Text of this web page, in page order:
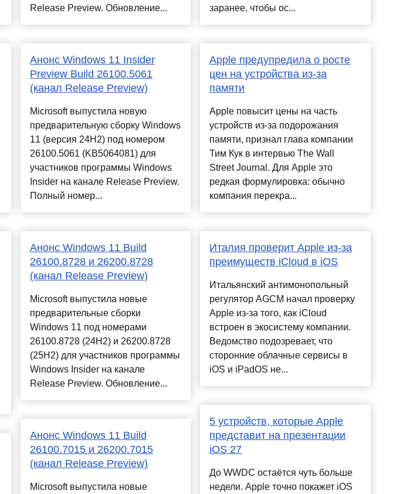
Release Preview. Обновление...
Анонс Windows 11 Insider
Preview Build 26100.5061
(канал Release Preview)
Microsoft выпустила новую
предварительную сборку Windows
11 (версия 24H2) под номером
26100.5061 (KB5064081) для
участников программы Windows
Insider на канале Release Preview.
Полный номер...
Анонс Windows 11 Build
26100.8728 и 26200.8728
(канал Release Preview)
Microsoft выпустила новые
предварительные сборки
Windows 11 под номерами
26100.8728 (24H2) и 26200.8728
(25H2) для участников программы
Windows Insider на канале
Release Preview. Обновление...
Анонс Windows 11 Build
26100.7015 и 26200.7015
(канал Release Preview)
Microsoft выпустила новые
заранее, чтобы ос...
Apple предупредила о росте
цен на устройства из-за
памяти
Apple повысит цены на часть
устройств из-за подорожания
памяти, признал глава компании
Тим Кук в интервью The Wall
Street Journal. Для Apple это
редкая формулировка: обычно
компания перекра...
Италия проверит Apple из-за
преимуществ iCloud в iOS
Итальянский антимонопольный
регулятор AGCM начал проверку
Apple из-за того, как iCloud
встроен в экосистему компании.
Ведомство подозревает, что
сторонние облачные сервисы в
iOS и iPadOS не...
5 устройств, которые Apple
представит на презентации
iOS 27
До WWDC остаётся чуть больше
недели. Apple точно покажет iOS